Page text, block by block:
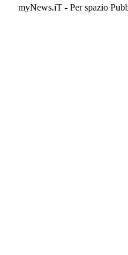
myNews.iT - Per spazio